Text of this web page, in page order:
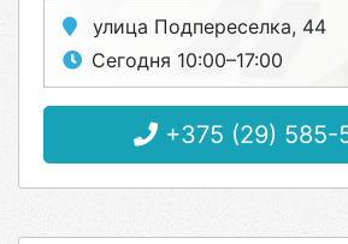
улица Подпереселка, 44
Сегодня 10:00–17:00
+375 (29) 585-